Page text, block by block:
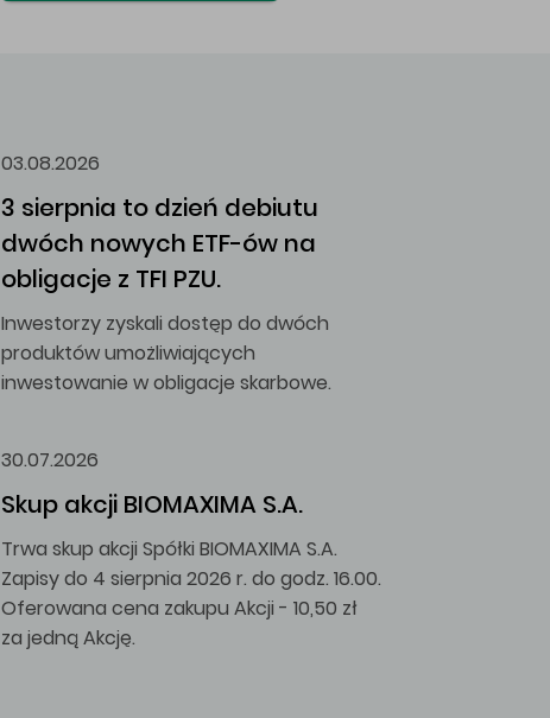
03.08.2026
3 sierpnia to dzień debiutu
dwóch nowych ETF-ów na
obligacje z TFI PZU.
Inwestorzy zyskali dostęp do dwóch
produktów umożliwiających
inwestowanie w obligacje skarbowe.
30.07.2026
Skup akcji BIOMAXIMA S.A.
Trwa skup akcji Spółki BIOMAXIMA S.A.
Zapisy do 4 sierpnia 2026 r. do godz. 16.00.
Oferowana cena zakupu Akcji - 10,50 zł
za jedną Akcję.